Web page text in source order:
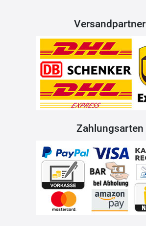
Versandpartner
Zahlungsarten